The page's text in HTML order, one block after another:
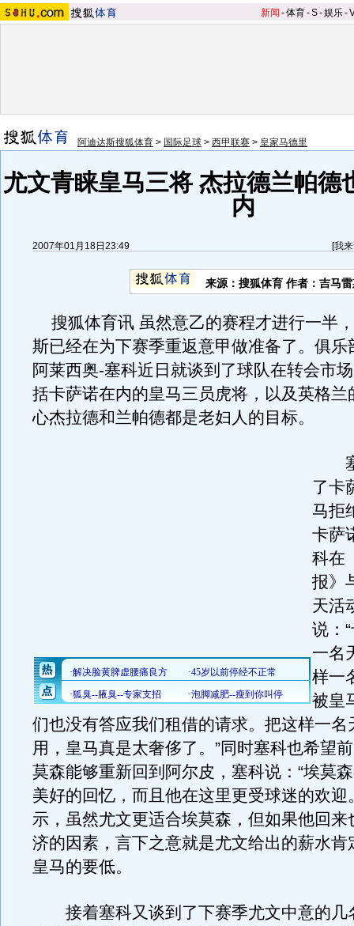
新闻 -体育-S-娱乐-
阿迪达斯搜狐体育 > 国际足球 > 西甲联赛 > 皇家马德里
尤文青睐皇马三将 杰拉德兰帕德
内
2007年01月18日23:49 [我
来源：搜狐体育 作者：吉马
搜狐体育讯 虽然意乙的赛程才进行一半
斯已经在为下赛季重返意甲做准备了。俱乐
阿莱西奥-塞科近日就谈到了球队在转会市
括卡萨诺在内的皇马三员虎将，以及英格兰
心杰拉德和兰帕德都是老妇人的目标。
塞
了卡
马拒
卡萨
科在
报》
天活
说：
一名
样一
被皇
们也没有答应我们租借的请求。把这样一名
用，皇马真是太奢侈了。”同时塞科也希望
莫森能够重新回到阿尔皮，塞科说：“埃莫
美好的回忆，而且他在这里更受球迷的欢迎
示，虽然尤文更适合埃莫森，但如果他回来
济的因素，言下之意就是尤文给出的薪水肯
皇马的要低。
接着塞科又谈到了下赛季尤文中意的几